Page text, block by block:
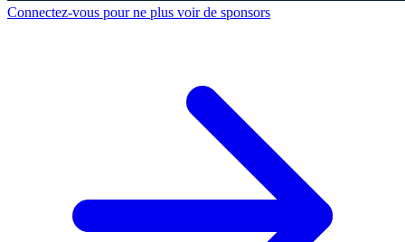
Connectez-vous pour ne plus voir de sponsors